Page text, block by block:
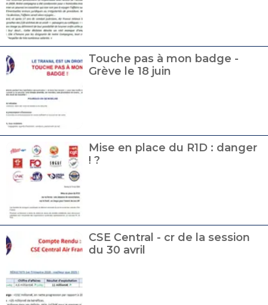
Touche pas à mon badge -
Grève le 18 juin
Mise en place du R1D : danger
! ?
CSE Central - cr de la session
du 30 avril